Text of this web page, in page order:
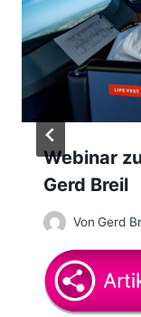
v
i
g
Webinar
Gerd Breil
Von Gerd